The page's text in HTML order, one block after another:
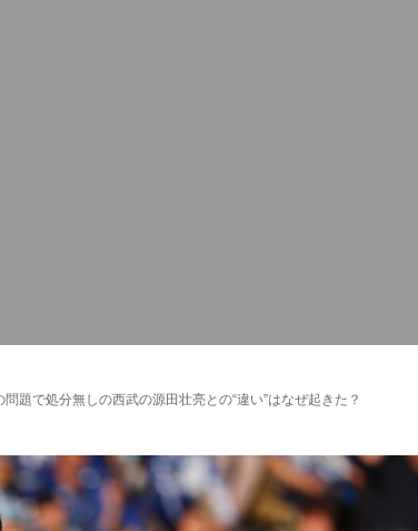
題で処分無しの西武の源田壮亮との“違い”はなぜ起きた？